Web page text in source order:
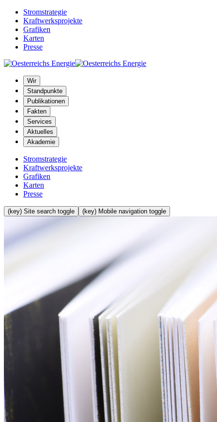
Stromstrategie
Kraftwerksprojekte
Grafiken
Karten
Presse
Wir
Standpunkte
Publikationen
Fakten
Services
Aktuelles
Akademie
Stromstrategie
Kraftwerksprojekte
Grafiken
Karten
Presse
(key) Site search toggle (key) Mobile navigation toggle